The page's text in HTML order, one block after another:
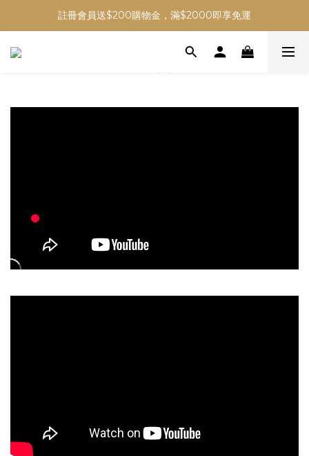
註冊會員送$200購物金，滿$2000即享免運